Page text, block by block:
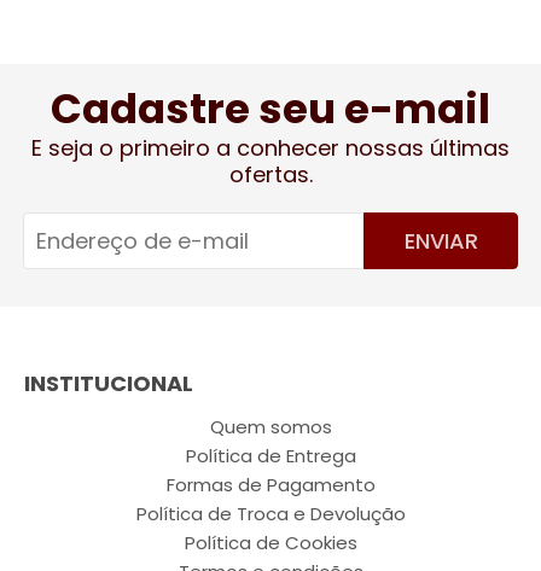
Cadastre seu e-mail
E seja o primeiro a conhecer nossas últimas
ofertas.
ENVIAR
INSTITUCIONAL
Quem somos
Política de Entrega
Formas de Pagamento
Política de Troca e Devolução
Política de Cookies